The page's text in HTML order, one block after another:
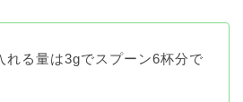
れる量は3gでスプーン6杯分で